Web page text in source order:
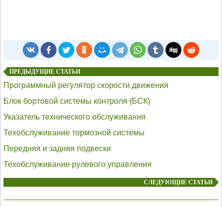
ПРЕДЫДУЩИЕ СТАТЬИ
Программный регулятор скорости движения
Блок бортовой системы контроля (БСК)
Указатель технического обслуживания
Техобслуживание тормозной системы
Передняя и задняя подвески
Техобслуживание рулевого управления
СЛЕДУЮЩИЕ СТАТЬИ